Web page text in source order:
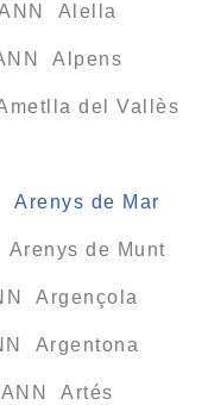
Alella
Alpens
del Vallès
Arenys de Mar
de Munt
Argençola
Argentona
Artés